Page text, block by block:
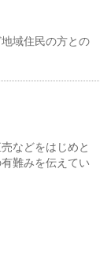
域住民の方との
などをはじめと
難みを伝えてい